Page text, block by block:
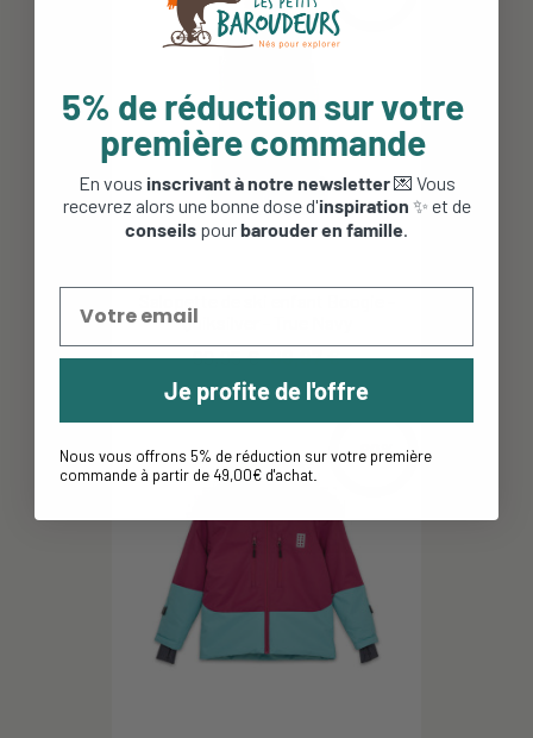
Quiksilver - True Navy
99,95 € 69,97 €
-60%
5% de réduction sur votre
première commande
En vous inscrivant à notre newsletter💌 Vous
recevrez alors une bonne dose d'inspiration ✨ et de
conseils pourbarouder en famille
Je profite de l'offre
Nous vous offrons 5% de réduction sur votre première
commande à partir de 49,00€ d'achat